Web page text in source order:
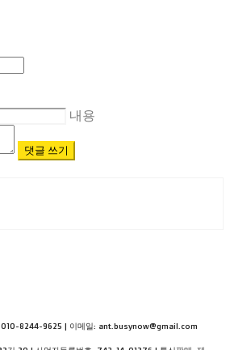
내용
댓글 쓰기
010-8244-9625 | 이메일: ant.busynow@gmail.com